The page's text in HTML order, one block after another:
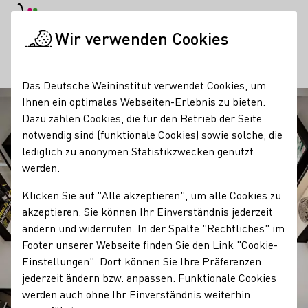
Wir verwenden Cookies
Das Deutsche Weininstitut verwendet Cookies, um
Ihnen ein optimales Webseiten-Erlebnis zu bieten.
Dazu zählen Cookies, die für den Betrieb der Seite
notwendig sind (funktionale Cookies) sowie solche, die
lediglich zu anonymen Statistikzwecken genutzt
werden.
Klicken Sie auf "Alle akzeptieren", um alle Cookies zu
akzeptieren. Sie können Ihr Einverständnis jederzeit
ändern und widerrufen. In der Spalte "Rechtliches" im
Footer unserer Webseite finden Sie den Link "Cookie-
Einstellungen". Dort können Sie Ihre Präferenzen
jederzeit ändern bzw. anpassen. Funktionale Cookies
werden auch ohne Ihr Einverständnis weiterhin